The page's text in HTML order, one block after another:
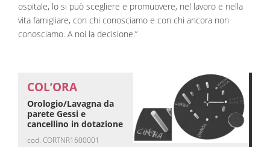
ospitale, lo si può scegliere e promuovere, nel lavoro e nella
vita famigliare, con chi conosciamo e con chi ancora non
conosciamo. A noi la decisione.”
COL’ORA
Orologio/Lavagna da
parete Gessi e
cancellino in dotazione
cod. CORTNR1600001